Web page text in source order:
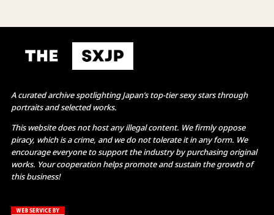
A curated archive spotlighting Japan’s top-tier sexy stars through
portraits and selected works.
This website does not host any illegal content. We firmly oppose
piracy, which is a crime, and we do not tolerate it in any form. We
encourage everyone to support the industry by purchasing original
works. Your cooperation helps promote and sustain the growth of
this business!